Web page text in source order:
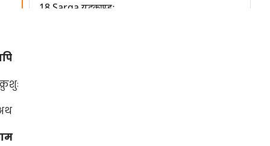
18 Sarga युद्धकाण्डः